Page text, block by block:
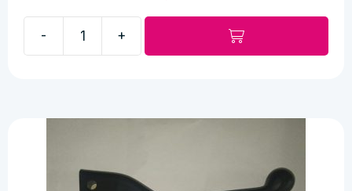
-
para
+